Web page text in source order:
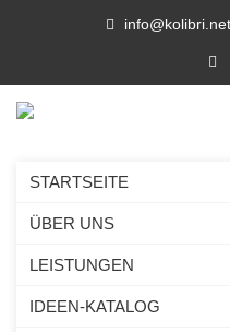
info@kolibri.net
STARTSEITE
ÜBER UNS
LEISTUNGEN
IDEEN-KATALOG